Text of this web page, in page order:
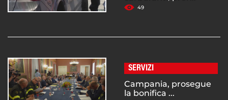
49
SERVIZI
Campania, prosegue
la bonifica ...